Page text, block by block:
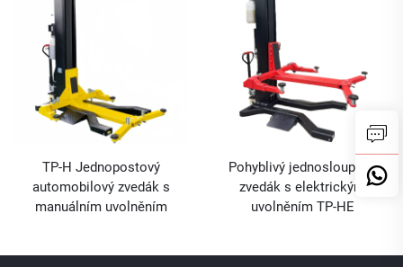
TP-H Jednopostový
automobilový zvedák s
manuálním uvolněním
Pohyblivý jednosloupový
zvedák s elektrickým
uvolněním TP-HE